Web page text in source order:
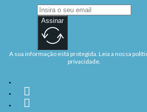
Assinar
A sua informação está protegida. Leia a nossa
privacidade.